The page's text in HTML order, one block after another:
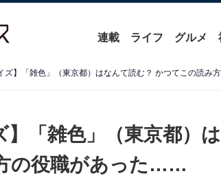
連載 ライフ グルメ
ズ】「雑色」（東京都）はなんて読む？ かつてこの読
】「雑色」（東京都）
の役職があった……